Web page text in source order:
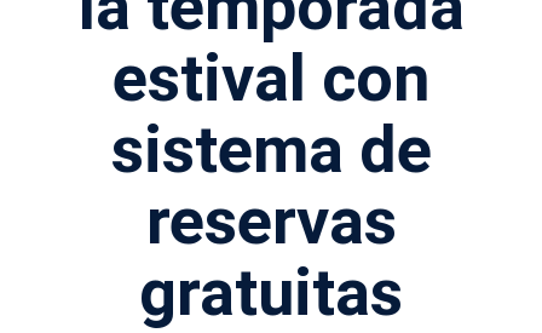
estival con
sistema de
reservas
gratuitas